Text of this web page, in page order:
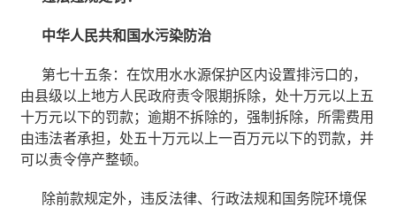
中华人民共和国水污染防治
第七十五条：在饮用水水源保护区内设置排污口的，
由县级以上地方人民政府责令限期拆除，处十万元以上五
十万元以下的罚款；逾期不拆除的，强制拆除，所需费用
由违法者承担，处五十万元以上一百万元以下的罚款，并
可以责令停产整顿。
除前款规定外，违反法律、行政法规和国务院环境保